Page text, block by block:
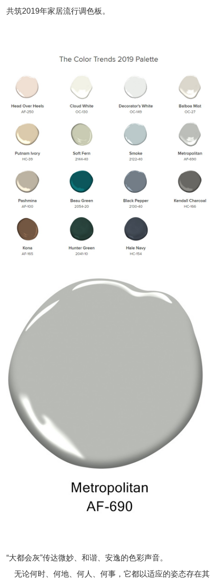
共筑2019年家居流行调色板。
“大都会灰”传达微妙、和谐、安逸的色彩声音。
无论何时、何地、何人、何事，它都以适应的姿态存在其